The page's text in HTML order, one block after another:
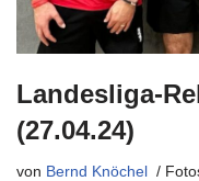
Landesliga-
(27.04.24)
von Bernd Knöchel